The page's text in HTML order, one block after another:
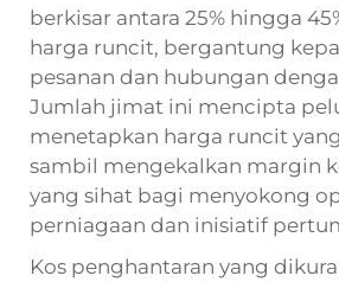
berkisar antara 25% hingga
harga runcit, bergantung
pesanan dan hubungan
Jumlah jimat ini mencipta
menetapkan harga runcit
sambil mengekalkan margin
yang sihat bagi menyokong
perniagaan dan inisiatif
Kos penghantaran yang